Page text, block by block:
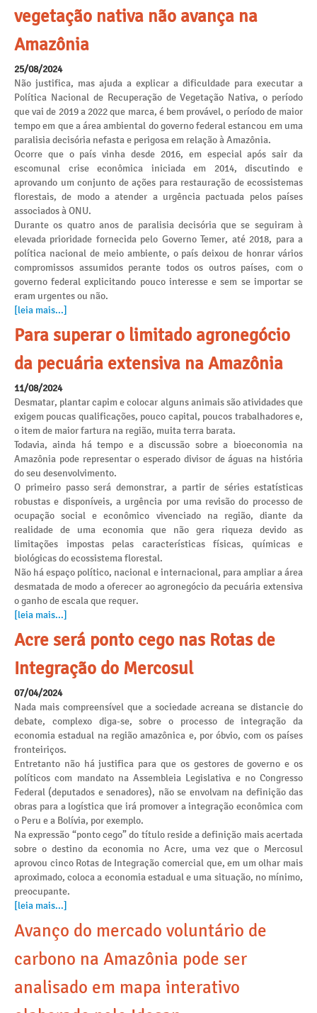
vegetação nativa não avança na
Amazônia
25/08/2024
Não justifica, mas ajuda a explicar a dificuldade para executar a
Política Nacional de Recuperação de Vegetação Nativa, o período
que vai de 2019 a 2022 que marca, é bem provável, o período de maior
tempo em que a área ambiental do governo federal estancou em uma
paralisia decisória nefasta e perigosa em relação à Amazônia.
Ocorre que o país vinha desde 2016, em especial após sair da
escomunal crise econômica iniciada em 2014, discutindo e
aprovando um conjunto de ações para restauração de ecossistemas
florestais, de modo a atender a urgência pactuada pelos países
associados à ONU.
Durante os quatro anos de paralisia decisória que se seguiram à
elevada prioridade fornecida pelo Governo Temer, até 2018, para a
política nacional de meio ambiente, o país deixou de honrar vários
compromissos assumidos perante todos os outros países, com o
governo federal explicitando pouco interesse e sem se importar se
eram urgentes ou não.
[leia mais...]
Para superar o limitado agronegócio
da pecuária extensiva na Amazônia
11/08/2024
Desmatar, plantar capim e colocar alguns animais são atividades que
exigem poucas qualificações, pouco capital, poucos trabalhadores e,
o item de maior fartura na região, muita terra barata.
Todavia, ainda há tempo e a discussão sobre a bioeconomia na
Amazônia pode representar o esperado divisor de águas na história
do seu desenvolvimento.
O primeiro passo será demonstrar, a partir de séries estatísticas
robustas e disponíveis, a urgência por uma revisão do processo de
ocupação social e econômico vivenciado na região, diante da
realidade de uma economia que não gera riqueza devido as
limitações impostas pelas características físicas, químicas e
biológicas do ecossistema florestal.
Não há espaço político, nacional e internacional, para ampliar a área
desmatada de modo a oferecer ao agronegócio da pecuária extensiva
o ganho de escala que requer.
[leia mais...]
Acre será ponto cego nas Rotas de
Integração do Mercosul
07/04/2024
Nada mais compreensível que a sociedade acreana se distancie do
debate, complexo diga-se, sobre o processo de integração da
economia estadual na região amazônica e, por óbvio, com os países
fronteiriços.
Entretanto não há justifica para que os gestores de governo e os
políticos com mandato na Assembleia Legislativa e no Congresso
Federal (deputados e senadores), não se envolvam na definição das
obras para a logística que irá promover a integração econômica com
o Peru e a Bolívia, por exemplo.
Na expressão “ponto cego” do título reside a definição mais acertada
sobre o destino da economia no Acre, uma vez que o Mercosul
aprovou cinco Rotas de Integração comercial que, em um olhar mais
aproximado, coloca a economia estadual e uma situação, no mínimo,
preocupante.
[leia mais...]
Avanço do mercado voluntário de
carbono na Amazônia pode ser
analisado em mapa interativo